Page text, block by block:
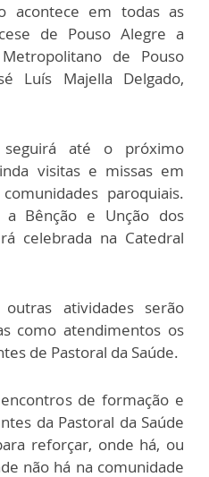
acontece em todas as
de Pouso Alegre a
de Pouso
Luís Majella Delgado,
até o próximo
visitas e missas em
paroquiais.
Bênção e Unção dos
celebrada na Catedral
atividades serão
como atendimentos os
de Pastoral da Saúde.
de formação e
da Pastoral da Saúde
reforçar, onde há, ou
não há na comunidade